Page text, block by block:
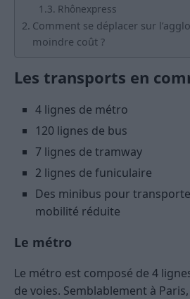
Rhônexpress
Comment se déplacer sur
moindre coût ?
Les transports en
4 lignes de métro
120 lignes de bus
7 lignes de tramway
2 lignes de funiculaire
Des minibus pour
mobilité réduite
Le métro
Le métro est composé de 4
de voies. Semblablement à